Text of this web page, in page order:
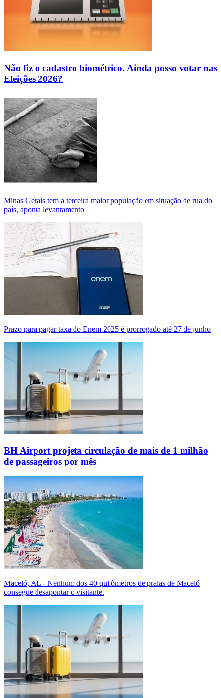
Não fiz o cadastro biométrico. Ainda posso votar nas
Eleições 2026?
Minas Gerais tem a terceira maior população em situação de rua do
país, aponta levantamento
Prazo para pagar taxa do Enem 2025 é prorrogado até 27 de junho
BH Airport projeta circulação de mais de 1 milhão
de passageiros por mês
Maceió, AL - Nenhum dos 40 quilômetros de praias de Maceió
consegue desapontar o visitante.